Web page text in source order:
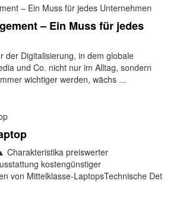
– Ein Muss für jedes
der Digitalisierung, in dem globale
und Co. nicht nur im Alltag, sondern
wichtiger werden, wächs ...
preiswerter
kostengünstiger
von Mittelklasse-LaptopsTechnische Det